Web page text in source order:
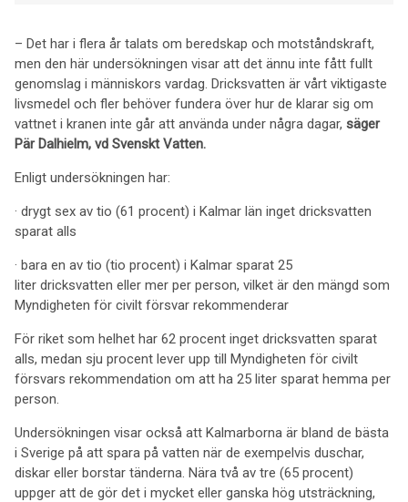
– Det har i flera år talats om beredskap och motståndskraft,
men den här undersökningen visar att det ännu inte fått fullt
genomslag i människors vardag. Dricksvatten är vårt viktigaste
livsmedel och fler behöver fundera över hur de klarar sig om
vattnet i kranen inte går att använda under några dagar, säger
Pär Dalhielm, vd Svenskt Vatten.
Enligt undersökningen har:
· drygt sex av tio (61 procent) i Kalmar län inget dricksvatten
sparat alls
· bara en av tio (tio procent) i Kalmar sparat 25
liter dricksvatten eller mer per person, vilket är den mängd som
Myndigheten för civilt försvar rekommenderar
För riket som helhet har 62 procent inget dricksvatten sparat
alls, medan sju procent lever upp till Myndigheten för civilt
försvars rekommendation om att ha 25 liter sparat hemma per
person.
Undersökningen visar också att Kalmarborna är bland de bästa
i Sverige på att spara på vatten när de exempelvis duschar,
diskar eller borstar tänderna. Nära två av tre (65 procent)
uppger att de gör det i mycket eller ganska hög utsträckning,